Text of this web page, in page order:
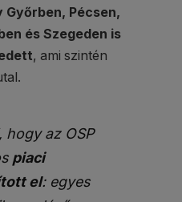
Pécsen,
és Szegeden is
, ami szintén
hogy az OSP
piaci
el: egyes